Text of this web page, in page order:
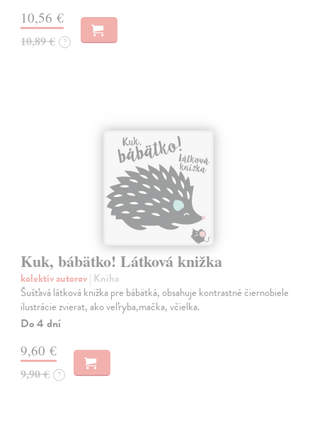
10,56 €
10,89 € ?
Kuk, bábätko! Látková knižka
kolektív autorov| Kniha
Šušťavá látková knižka pre bábätká, obsahuje kontrastné čiernobiele
ilustrácie zvierat, ako veľryba,mačka, včielka.
Do 4 dní
9,60 €
9,90 € ?